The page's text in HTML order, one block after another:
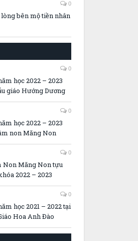
0
bên mộ tiền nhân
0
học 2022 – 2023
giáo Hướng Dương
0
học 2022 – 2023
non Măng Non
0
Non Măng Non tựu
2022 – 2023
0
học 2021 – 2022 tại
Hoa Anh Đào